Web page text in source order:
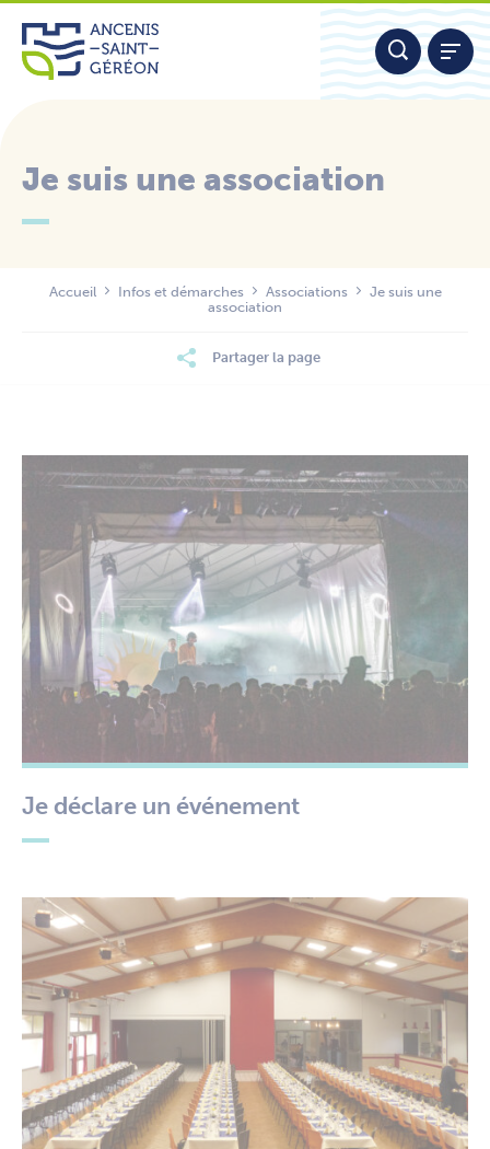
Aller
contenu
Je suis une association
Accueil Infos et démarches Associations
Je suis une
association
Partager la page
Je déclare un événement
Panneau de gestion des cookies